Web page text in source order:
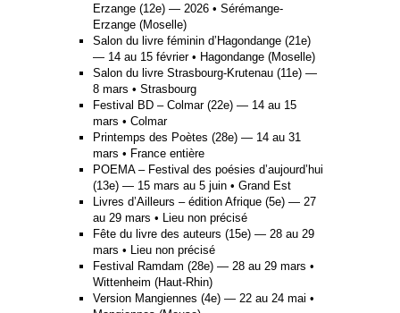
Erzange (12e) — 2026 • Sérémange-
Erzange (Moselle)
Salon du livre féminin d’Hagondange (21e)
— 14 au 15 février • Hagondange (Moselle)
Salon du livre Strasbourg-Krutenau (11e) —
8 mars • Strasbourg
Festival BD – Colmar (22e) — 14 au 15
mars • Colmar
Printemps des Poètes (28e) — 14 au 31
mars • France entière
POEMA – Festival des poésies d’aujourd’hui
(13e) — 15 mars au 5 juin • Grand Est
Livres d’Ailleurs – édition Afrique (5e) — 27
au 29 mars • Lieu non précisé
Fête du livre des auteurs (15e) — 28 au 29
mars • Lieu non précisé
Festival Ramdam (28e) — 28 au 29 mars •
Wittenheim (Haut-Rhin)
Version Mangiennes (4e) — 22 au 24 mai •